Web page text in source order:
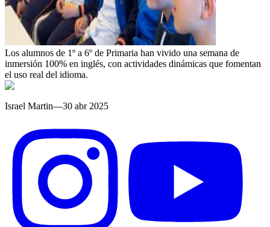
Los alumnos de 1º a 6º de Primaria han vivido una semana de
inmersión 100% en inglés, con actividades dinámicas que fomentan
el uso real del idioma.
Israel Martin—30 abr 2025